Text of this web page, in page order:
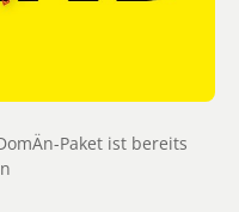
Paket ist bereits